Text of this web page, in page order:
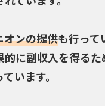
オンの提供も行って
に副収入を得る
います。